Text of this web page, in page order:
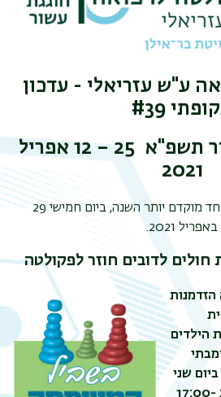
ע"ש עזריאלי - עדכון
#39
ל' ניסן – י"ג אייר תשפ"א 25 – 12 אפריל
2021
ל"ג בעומר ייחגג יום אחד מוקדם יותר השנה, ביום חמישי 29
באפריל 2021.
חולים לדובים חוזר לפקולטה
הזדמנות
הילדים
שני
3 במאי 2021 בין השעות 17:00-